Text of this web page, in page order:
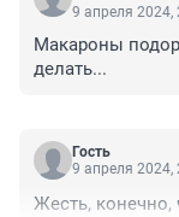
9 апреля 2024,
Макароны
делать...
Гость
9 апреля 2024,
Жесть, конечно,